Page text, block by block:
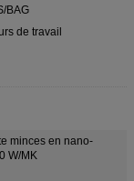
BAG
de travail
minces en nano-
W/MK